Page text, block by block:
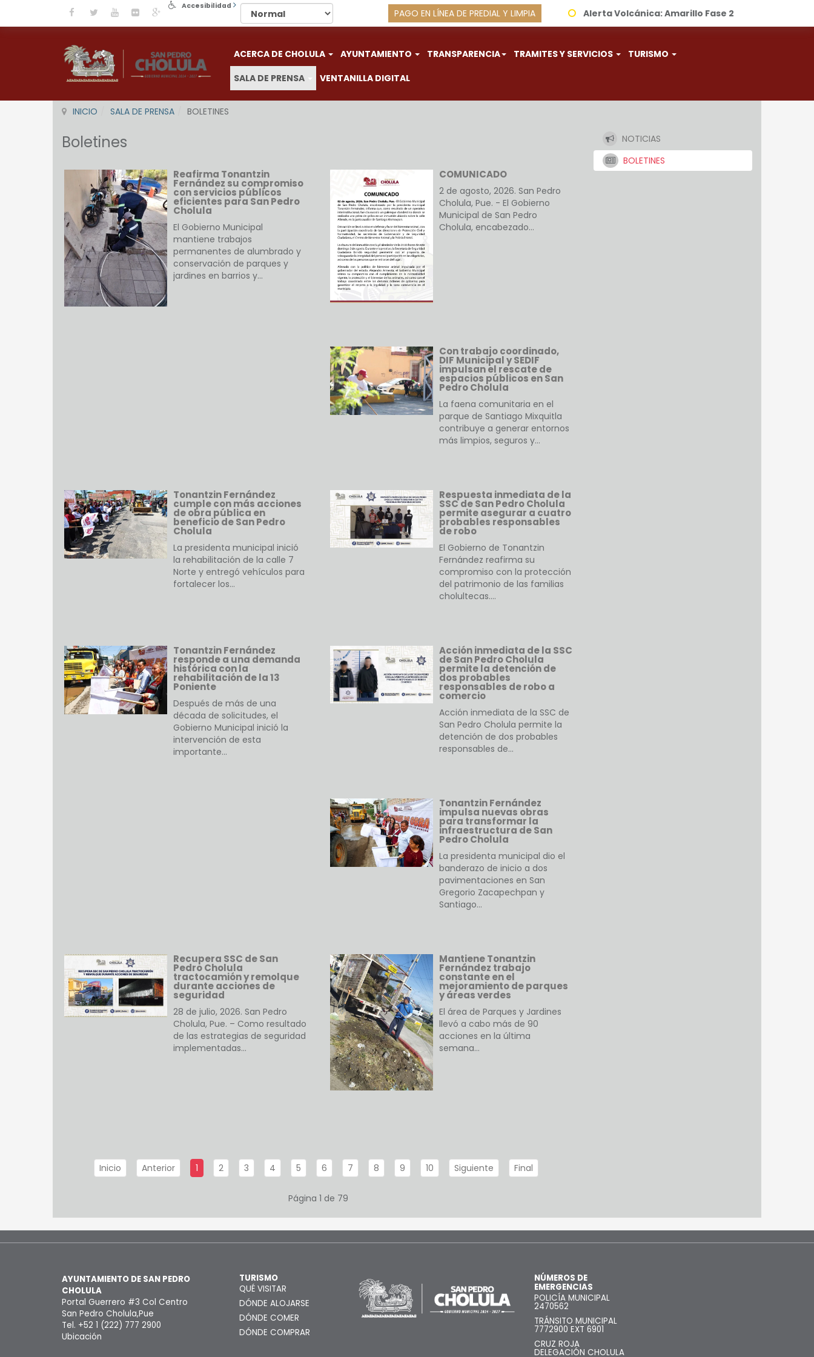
Accesibilidad
PAGO EN LÍNEA DE PREDIAL Y LIMPIA Alerta Volcánica:Amarillo Fase 2
ACERCA DE CHOLULA AYUNTAMIENTO TRANSPARENCIA TRAMITES Y SERVICIOS
TURISMO
SALA DE PRENSA
VENTANILLA DIGITAL
INICIO SALA DE PRENSA BOLETINES
Boletines
Reafirma Tonantzin
Fernández su compromiso
con servicios públicos
eficientes para San Pedro
Cholula
El Gobierno Municipal
mantiene trabajos
permanentes de alumbrado y
conservación de parques y
jardines en barrios y…
COMUNICADO
2 de agosto, 2026. San Pedro
Cholula, Pue. - El Gobierno
Municipal de San Pedro
Cholula, encabezado…
Con trabajo coordinado,
DIF Municipal y SEDIF
impulsan el rescate de
espacios públicos en San
Pedro Cholula
La faena comunitaria en el
parque de Santiago Mixquitla
contribuye a generar entornos
más limpios, seguros y…
Tonantzin Fernández
cumple con más acciones
de obra pública en
beneficio de San Pedro
Cholula
La presidenta municipal inició
la rehabilitación de la calle 7
Norte y entregó vehículos para
fortalecer los…
Respuesta inmediata de la
SSC de San Pedro Cholula
permite asegurar a cuatro
probables responsables
de robo
El Gobierno de Tonantzin
Fernández reafirma su
compromiso con la protección
del patrimonio de las familias
cholultecas.…
Tonantzin Fernández
responde a una demanda
histórica con la
rehabilitación de la 13
Poniente
Después de más de una
década de solicitudes, el
Gobierno Municipal inició la
intervención de esta
importante…
Acción inmediata de la SSC
de San Pedro Cholula
permite la detención de
dos probables
responsables de robo a
comercio
Acción inmediata de la SSC de
San Pedro Cholula permite la
detención de dos probables
responsables de…
Tonantzin Fernández
impulsa nuevas obras
para transformar la
infraestructura de San
Pedro Cholula
La presidenta municipal dio el
banderazo de inicio a dos
pavimentaciones en San
Gregorio Zacapechpan y
Santiago…
Recupera SSC de San
Pedro Cholula
tractocamión y remolque
durante acciones de
seguridad
28 de julio, 2026. San Pedro
Cholula, Pue. – Como resultado
de las estrategias de seguridad
implementadas…
Mantiene Tonantzin
Fernández trabajo
constante en el
mejoramiento de parques
y áreas verdes
El área de Parques y Jardines
llevó a cabo más de 90
acciones en la última
semana…
Inicio Anterior 1 2 3 4 5 6 7 8 9 10 Siguiente Final
Página 1 de 79
NOTICIAS
BOLETINES
AYUNTAMIENTO DE SAN PEDRO
CHOLULA
Portal Guerrero #3 Col Centro
San Pedro Cholula,Pue
Tel. +52 1 (222) 777 2900
Ubicación
TURISMO
QUÉ VISITAR
DÓNDE ALOJARSE
DÓNDE COMER
DÓNDE COMPRAR
NÚMEROS DE
EMERGENCIAS
POLICÍA MUNICIPAL
2470562
TRÁNSITO MUNICIPAL
7772900 EXT 6901
CRUZ ROJA
DELEGACIÓN CHOLULA